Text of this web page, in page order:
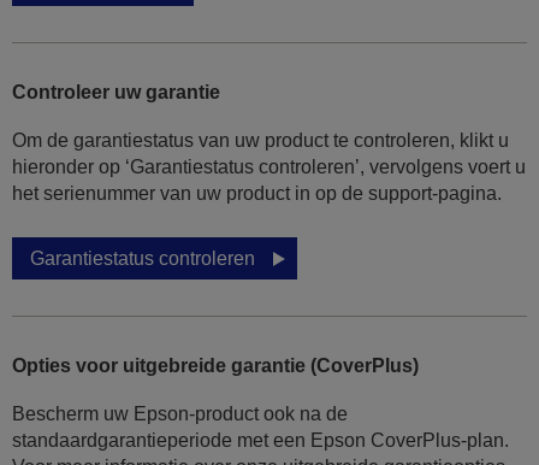
Controleer uw garantie
Om de garantiestatus van uw product te controleren, klikt u
hieronder op ‘Garantiestatus controleren’, vervolgens voert u
het serienummer van uw product in op de support-pagina.
Garantiestatus controleren
Opties voor uitgebreide garantie (CoverPlus)
Bescherm uw Epson-product ook na de
standaardgarantieperiode met een Epson CoverPlus-plan.